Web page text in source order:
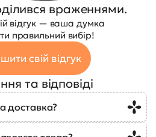
враженнями.
відгук — ваша думка
правильний вибір!
свій відгук
та відповіді
доставка?